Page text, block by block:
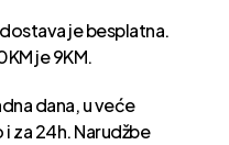
je besplatna.
je 9KM.
dana, u veće
za 24h. Narudžbe